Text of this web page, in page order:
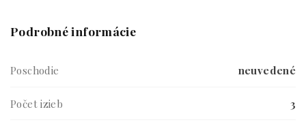
Podrobné informácie
Poschodie neuvedené
Počet izieb 3